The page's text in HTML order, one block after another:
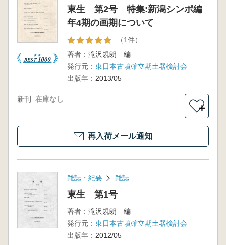
東生 第2号 特集:新潟シンポ編
年4期の画期について
（1件）
著者： 滝沢規朗 編
発行元： 東日本古墳確立期土器検討会
出版年： 2013/05
新刊 在庫なし
＋
再入荷メール通知
雑誌・紀要 雑誌
東生 第1号
著者： 滝沢規朗 編
発行元： 東日本古墳確立期土器検討会
出版年： 2012/05